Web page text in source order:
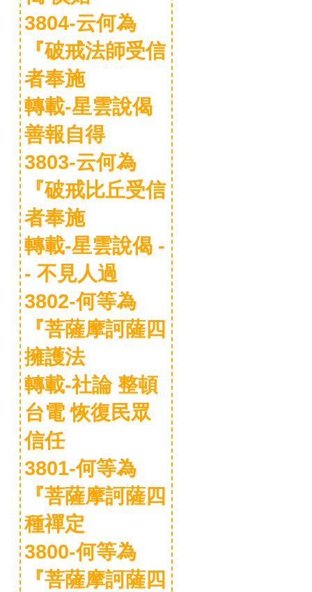
3804-云何為
『破戒法師受信
者奉施
轉載-星雲說偈
善報自得
3803-云何為
『破戒比丘受信
者奉施
轉載-星雲說偈 -
- 不見人過
3802-何等為
『菩薩摩訶薩四
擁護法
轉載-社論 整頓
台電 恢復民眾
信任
3801-何等為
『菩薩摩訶薩四
種禪定
3800-何等為
『菩薩摩訶薩四